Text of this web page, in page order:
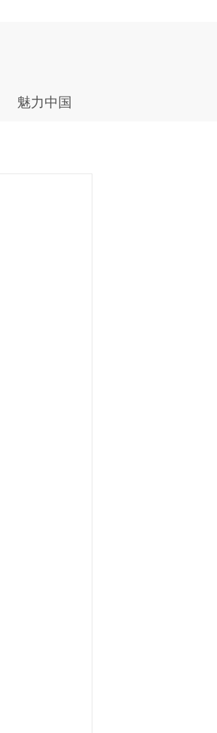
魅力中国